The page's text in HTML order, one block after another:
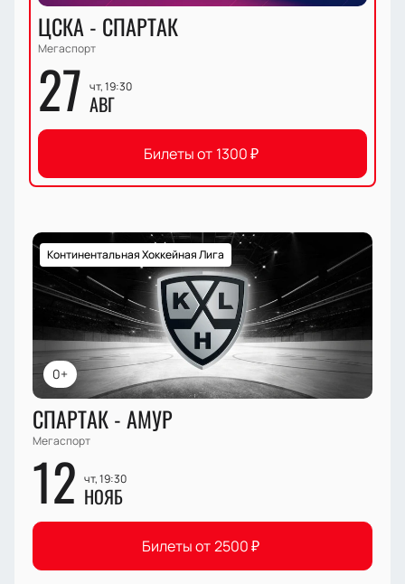
ЦСКА - СПАРТАК
Мегаспорт
27 чт, 19:30
АВГ
Билеты от 1300₽
0+
Континентальная Хоккейная Лига
СПАРТАК - АМУР
Мегаспорт
12 чт, 19:30
НОЯБ
Билеты от2500₽